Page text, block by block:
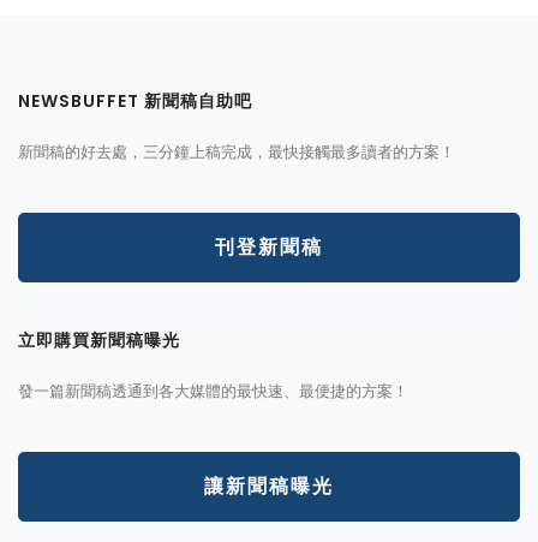
NEWSBUFFET 新聞稿自助吧
新聞稿的好去處，三分鐘上稿完成，最快接觸最多讀者的方案！
刊登新聞稿
立即購買新聞稿曝光
發一篇新聞稿透通到各大媒體的最快速、最便捷的方案！
讓新聞稿曝光